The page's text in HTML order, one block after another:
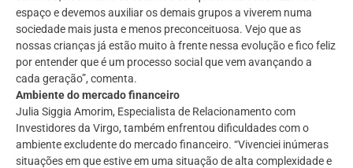
espaço e devemos auxiliar os demais grupos a viverem numa
sociedade mais justa e menos preconceituosa. Vejo que as
nossas crianças já estão muito à frente nessa evolução e fico feliz
por entender que é um processo social que vem avançando a
cada geração”, comenta.
Ambiente do mercado financeiro
Julia Siggia Amorim, Especialista de Relacionamento com
Investidores da Virgo, também enfrentou dificuldades com o
ambiente excludente do mercado financeiro. “Vivenciei inúmeras
situações em que estive em uma situação de alta complexidade e